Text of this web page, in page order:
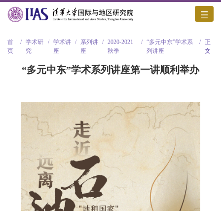
首
页
/ 学术研
究
/
学术讲
座
/
系列讲
座
/ 2020-2021
秋季
/ “多元中东”学术系
列讲座
/ 正
文
“多元中东”学术系列讲座第一讲顺利举办